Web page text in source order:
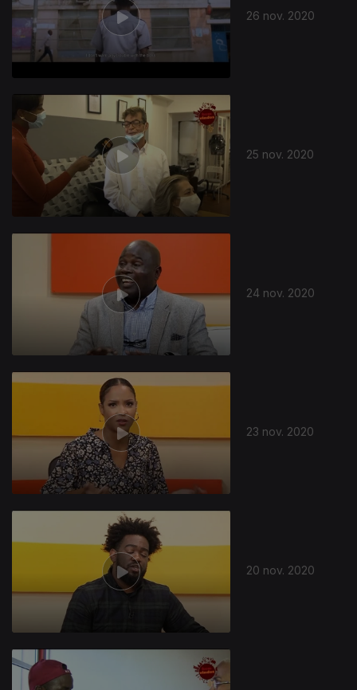
26 nov. 2020
25 nov. 2020
24 nov. 2020
23 nov. 2020
20 nov. 2020